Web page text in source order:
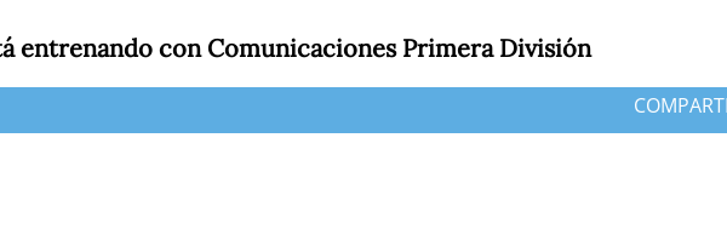
entrenando con Comunicaciones Primera División